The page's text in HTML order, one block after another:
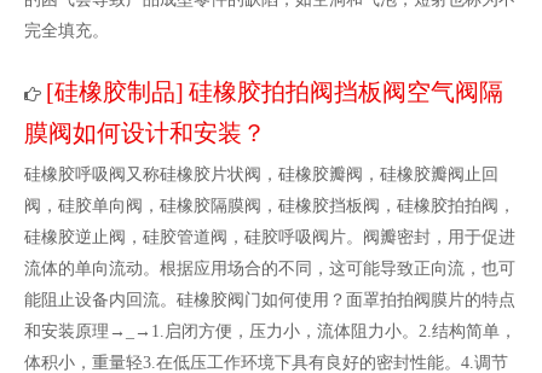
完全填充。
[硅橡胶制品] 硅橡胶拍拍阀挡板阀空气阀隔
膜阀如何设计和安装？
硅橡胶呼吸阀又称硅橡胶片状阀，硅橡胶瓣阀，硅橡胶瓣阀止回
阀，硅胶单向阀，硅橡胶隔膜阀，硅橡胶挡板阀，硅橡胶拍拍阀，
硅橡胶逆止阀，硅胶管道阀，硅胶呼吸阀片。阀瓣密封，用于促进
流体的单向流动。根据应用场合的不同，这可能导致正向流，也可
能阻止设备内回流。硅橡胶阀门如何使用？面罩拍拍阀膜片的特点
和安装原理→_→1.启闭方便，压力小，流体阻力小。2.结构简单，
体积小，重量轻3.在低压工作环境下具有良好的密封性能。4.调节